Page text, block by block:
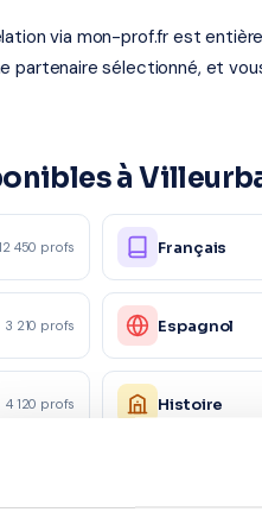
via mon-prof.fr est
partenaire sélectionné, et
à
450 profs Français
3 210 profs Espagnol
4 120 profs Histoire